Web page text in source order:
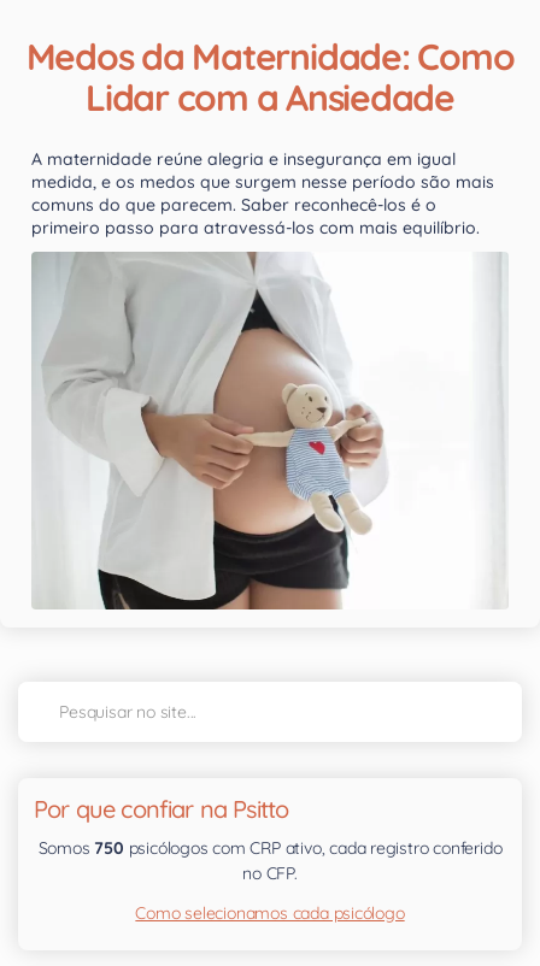
Medos da Maternidade: Como
Lidar com a Ansiedade
A maternidade reúne alegria e insegurança em igual
medida, e os medos que surgem nesse período são mais
comuns do que parecem. Saber reconhecê-los é o
primeiro passo para atravessá-los com mais equilíbrio.
Por que confiar na Psitto
Somos 750 psicólogos com CRP ativo, cada registro conferido
no CFP.
Como selecionamos cada psicólogo